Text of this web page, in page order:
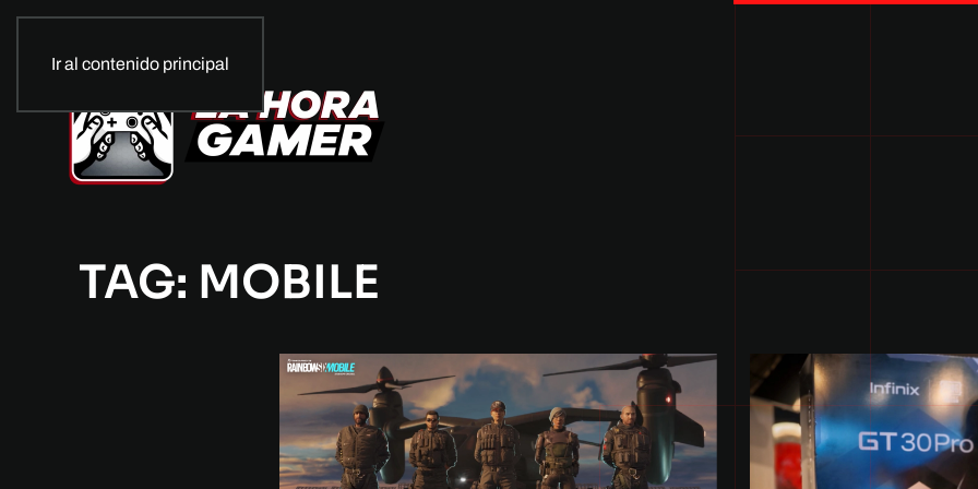
Ir al contenido principal
TAG: MOBILE